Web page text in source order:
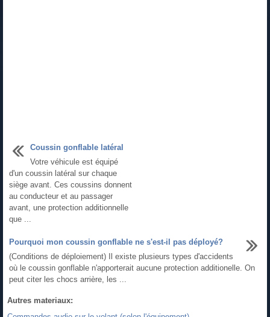
Coussin gonflable latéral
Votre véhicule est équipé
d'un coussin latéral sur chaque
siège avant. Ces coussins donnent
au conducteur et au passager
avant, une protection additionnelle
que ...
Pourquoi mon coussin gonflable ne s'est-il pas déployé?
(Conditions de déploiement) Il existe plusieurs types d'accidents
où le coussin gonflable n'apporterait aucune protection additionelle. On
peut citer les chocs arrière, les ...
Autres materiaux: